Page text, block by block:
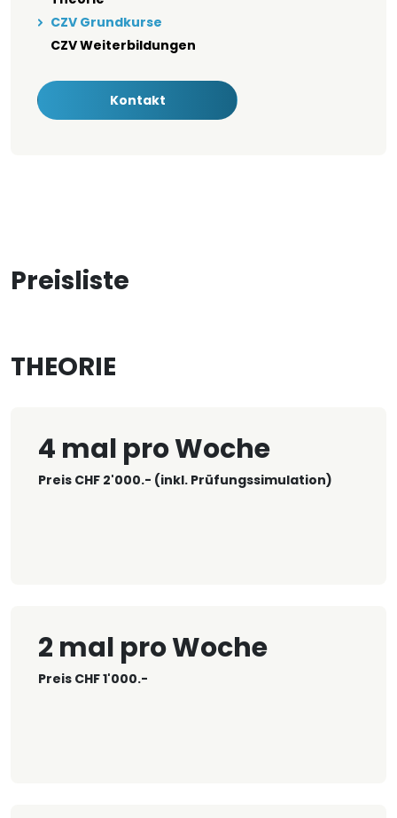
CZV Grundkurse
CZV Weiterbildungen
Kontakt
Preisliste
THEORIE
4 mal pro Woche
Preis CHF 2'000.- (inkl. Prüfungssimulation)
2 mal pro Woche
Preis CHF 1'000.-